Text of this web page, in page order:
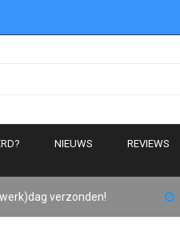
NIEUWS REVIEWS
verzonden!